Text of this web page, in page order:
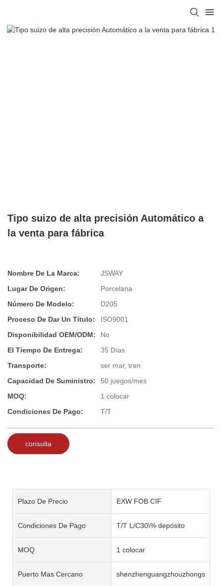
Tipo suizo de alta precisión Automático a
la venta para fábrica
Nombre De La Marca:
JSWAY
Lugar De Origen:
Porcelana
Número De Modelo:
D205
Proceso De Dar Un Título:
ISO9001
Disponibilidad OEM/ODM:
No
El Tiempo De Entrega:
35 Días
Transporte:
ser mar, tren
Capacidad De Suministro:
50 juegos/mes
MOQ:
1 colocar
Condiciones De Pago:
T/T
consulta
Plazo De Precio EXW FOB CIF
Condiciones De Pago T/T L/C30\% depósito
MOQ 1 colocar
Puerto Mas Cercano shenzhenguangzhouzhongshan